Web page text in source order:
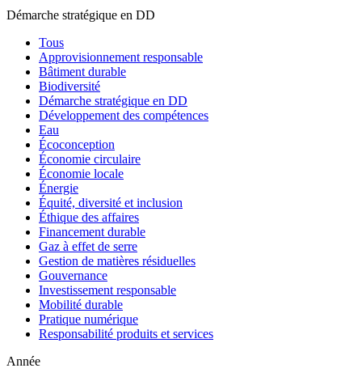
Démarche stratégique en DD
Tous
Approvisionnement responsable
Bâtiment durable
Biodiversité
Démarche stratégique en DD
Développement des compétences
Eau
Écoconception
Économie circulaire
Économie locale
Énergie
Équité, diversité et inclusion
Éthique des affaires
Financement durable
Gaz à effet de serre
Gestion de matières résiduelles
Gouvernance
Investissement responsable
Mobilité durable
Pratique numérique
Responsabilité produits et services
Année